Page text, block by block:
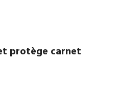
protège carnet